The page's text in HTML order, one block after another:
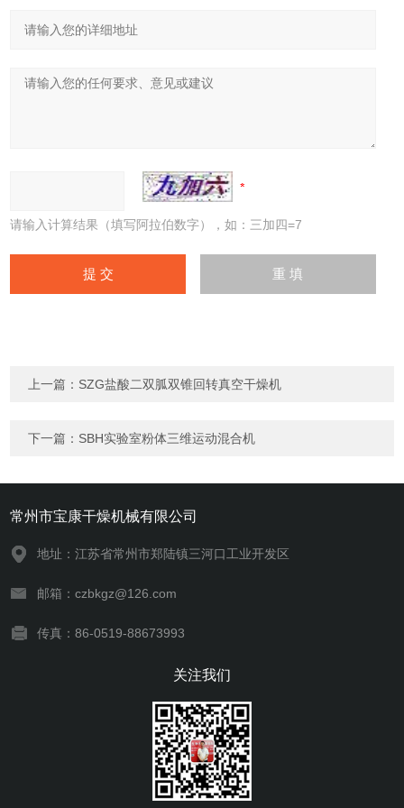
请输入计算结果（填写阿拉伯数字），如：三加四=7
上一篇： SZG盐酸二双胍双锥回转真空干燥机
下一篇： SBH实验室粉体三维运动混合机
常州市宝康干燥机械有限公司
地址：江苏省常州市郑陆镇三河口工业开发区
邮箱：czbkgz@126.com
传真：86-0519-88673993
关注我们